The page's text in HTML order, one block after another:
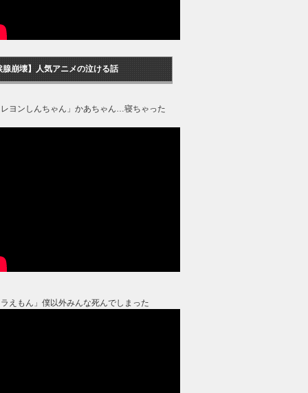
腺崩壊】人気アニメの泣ける話
ヨンしんちゃん」かあちゃん…寝ちゃった
えもん」僕以外みんな死んでしまった